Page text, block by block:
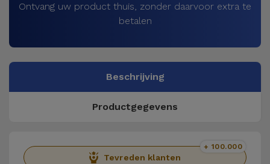
Ontvang uw product thuis, zonder daarvoor extra te
betalen
Beschrijving
Productgegevens
Tevreden klanten
+ 100.000